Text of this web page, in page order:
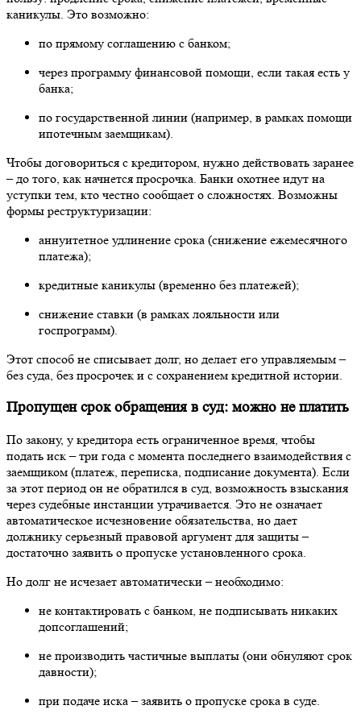
каникулы. Это возможно:
по прямому соглашению с банком;
через программу финансовой помощи, если такая есть у
банка;
по государственной линии (например, в рамках помощи
ипотечным заемщикам).
Чтобы договориться с кредитором, нужно действовать заранее
– до того, как начнется просрочка. Банки охотнее идут на
уступки тем, кто честно сообщает о сложностях. Возможны
формы реструктуризации:
аннуитетное удлинение срока (снижение ежемесячного
платежа);
кредитные каникулы (временно без платежей);
снижение ставки (в рамках лояльности или
госпрограмм).
Этот способ не списывает долг, но делает его управляемым –
без суда, без просрочек и с сохранением кредитной истории.
Пропущен срок обращения в суд: можно не платить
По закону, у кредитора есть ограниченное время, чтобы
подать иск – три года с момента последнего взаимодействия с
заемщиком (платеж, переписка, подписание документа). Если
за этот период он не обратился в суд, возможность взыскания
через судебные инстанции утрачивается. Это не означает
автоматическое исчезновение обязательства, но дает
должнику серьезный правовой аргумент для защиты –
достаточно заявить о пропуске установленного срока.
Но долг не исчезает автоматически – необходимо:
не контактировать с банком, не подписывать никаких
допсоглашений;
не производить частичные выплаты (они обнуляют срок
давности);
при подаче иска – заявить о пропуске срока в суде.